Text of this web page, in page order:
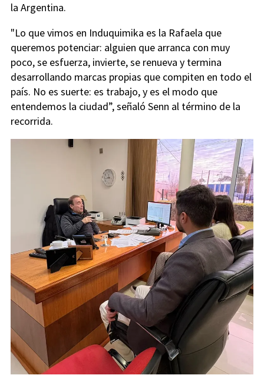
la Argentina.
"Lo que vimos en Induquimika es la Rafaela que
queremos potenciar: alguien que arranca con muy
poco, se esfuerza, invierte, se renueva y termina
desarrollando marcas propias que compiten en todo el
país. No es suerte: es trabajo, y es el modo que
entendemos la ciudad”, señaló Senn al término de la
recorrida.